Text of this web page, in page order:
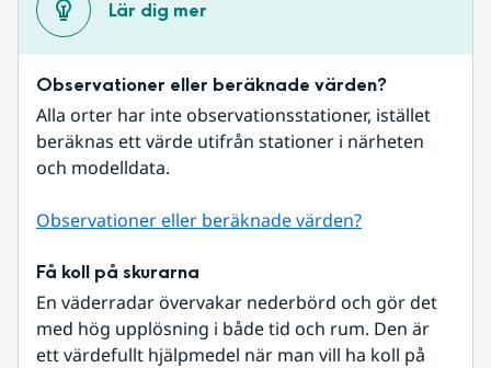
Lär dig mer
Observationer eller beräknade värden?
Alla orter har inte observationsstationer, istället
beräknas ett värde utifrån stationer i närheten
och modelldata.
Observationer eller beräknade värden?
Få koll på skurarna
En väderradar övervakar nederbörd och gör det
med hög upplösning i både tid och rum. Den är
ett värdefullt hjälpmedel när man vill ha koll på